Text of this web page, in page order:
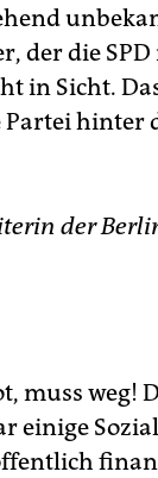
der die
in Sicht.
hinter
der
muss weg!
einige